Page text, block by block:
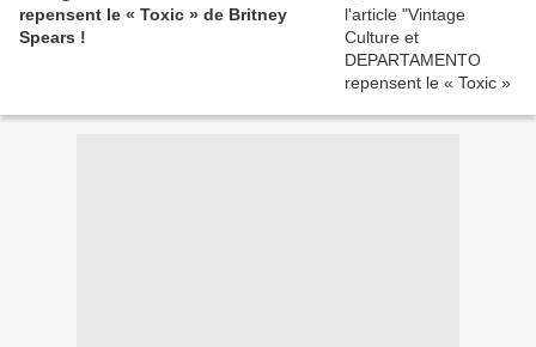
repensent le « Toxic » de Britney
Spears !